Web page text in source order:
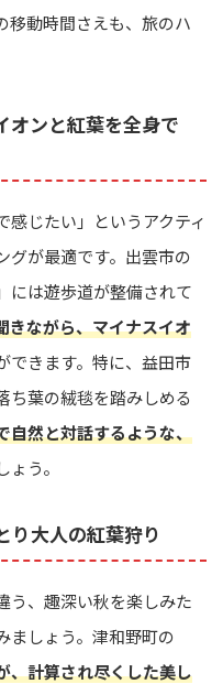
移動時間さえも、旅のハ
オンと紅葉を全身で
感じたい」というアクティ
グが最適です。出雲市の
には遊歩道が整備されて
きながら、マイナスイオ
できます。特に、益田市
ち葉の絨毯を踏みしめる
自然と対話するような、
う。
り大人の紅葉狩り
う、趣深い秋を楽しみた
ましょう。津和野町の
、計算され尽くした美し